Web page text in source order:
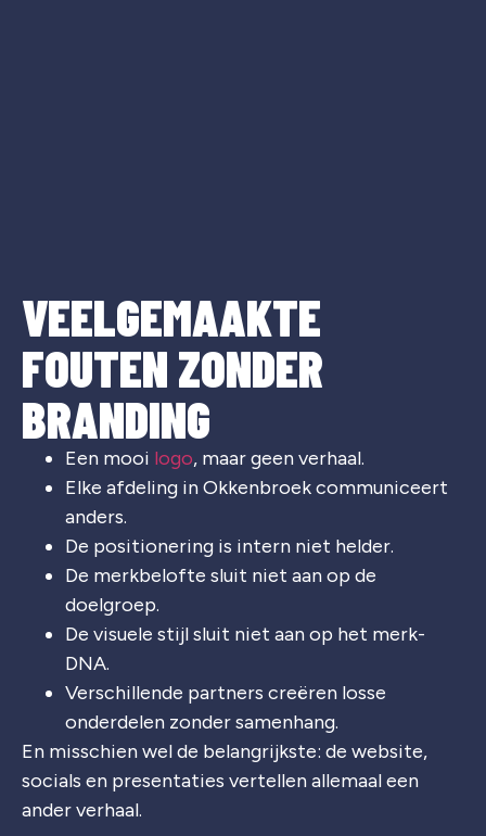
VEELGEMAAKTE
FOUTEN ZONDER
BRANDING
Een mooi logo, maar geen verhaal.
Elke afdeling inOkkenbroekcommuniceert
anders.
De positionering is intern niet helder.
De merkbelofte sluit niet aan op de
doelgroep.
De visuele stijl sluit niet aan op het merk-
DNA.
Verschillende partners creëren losse
onderdelen zonder samenhang.
En misschien wel de belangrijkste: de website,
socials en presentaties vertellen allemaal een
ander verhaal.